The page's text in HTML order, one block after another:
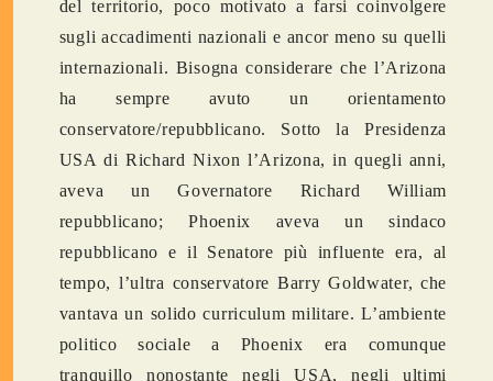
del territorio, poco motivato a farsi coinvolgere
sugli accadimenti nazionali e ancor meno su quelli
internazionali. Bisogna considerare che l’Arizona
ha sempre avuto un orientamento
conservatore/repubblicano. Sotto la Presidenza
USA di Richard Nixon l’Arizona, in quegli anni,
aveva un Governatore Richard William
repubblicano; Phoenix aveva un sindaco
repubblicano e il Senatore più influente era, al
tempo, l’ultra conservatore Barry Goldwater, che
vantava un solido curriculum militare. L’ambiente
politico sociale a Phoenix era comunque
tranquillo nonostante negli USA, negli ultimi